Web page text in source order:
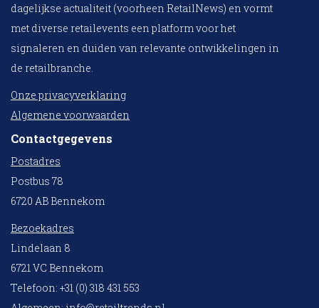
dagelijkse actualiteit (voorheen RetailNews) en vormt
met diverse retailevents een platform voor het
signaleren en duiden van relevante ontwikkelingen in
de retailbranche.
Onze privacyverklaring
Algemene voorwaarden
Contactgegevens
Postadres
Postbus 78
6720 AB Bennekom
Bezoekadres
Lindelaan 8
6721 VC Bennekom
Telefoon: +31 (0) 318 431 553